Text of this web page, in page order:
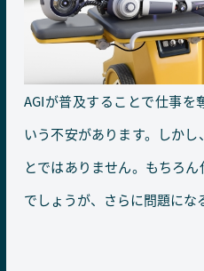
AGIが普及することで仕事を
いう不安があります。しか
とではありません。もちろ
でしょうが、さらに問題にな